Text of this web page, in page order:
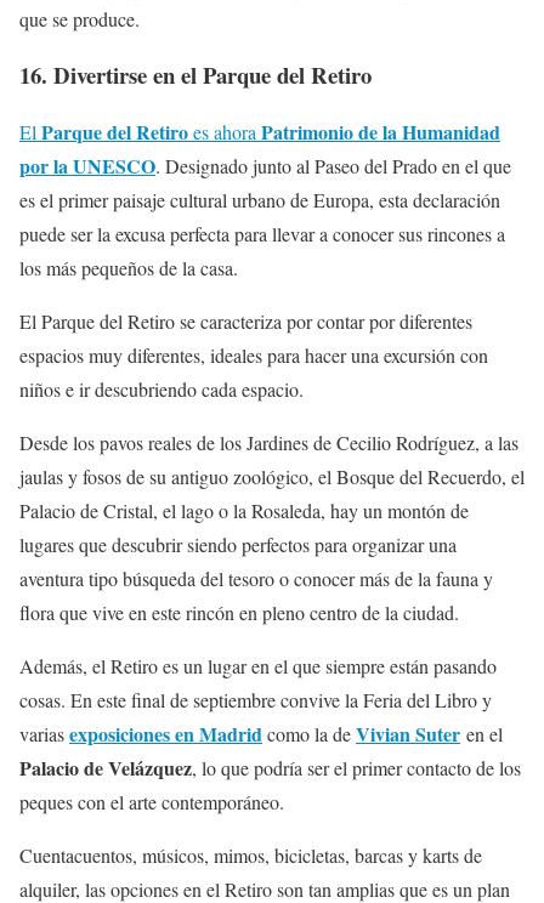
que se produce.
16. Divertirse en el Parque del Retiro
El Parque del Retiroes ahora Patrimonio de la Humanidad
por la UNESCO. Designado junto al Paseo del Prado en el que
es el primer paisaje cultural urbano de Europa, esta declaración
puede ser la excusa perfecta para llevar a conocer sus rincones a
los más pequeños de la casa.
El Parque del Retiro se caracteriza por contar por diferentes
espacios muy diferentes, ideales para hacer una excursión con
niños e ir descubriendo cada espacio.
Desde los pavos reales de los Jardines de Cecilio Rodríguez, a las
jaulas y fosos de su antiguo zoológico, el Bosque del Recuerdo, el
Palacio de Cristal, el lago o la Rosaleda, hay un montón de
lugares que descubrir siendo perfectos para organizar una
aventura tipo búsqueda del tesoro o conocer más de la fauna y
flora que vive en este rincón en pleno centro de la ciudad.
Además, el Retiro es un lugar en el que siempre están pasando
cosas. En este final de septiembre convive la Feria del Libro y
variasexposiciones en Madridcomo la deVivian Suter en el
Palacio de Velázquez, lo que podría ser el primer contacto de los
peques con el arte contemporáneo.
Cuentacuentos, músicos, mimos, bicicletas, barcas y karts de
alquiler, las opciones en el Retiro son tan amplias que es un plan